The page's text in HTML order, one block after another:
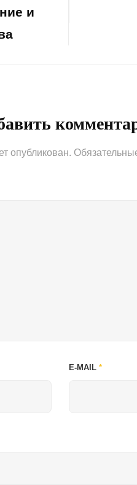
и
опубликован.
E-MAIL *